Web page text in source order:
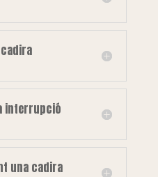
interrupció
una cadira